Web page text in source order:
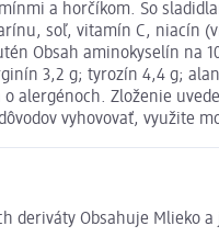
a horčíkom. So
soľ, vitamín C, niacín
Obsah aminokyselín
3,2 g; tyrozín 4,4 g;
alergénoch. Zloženie
vyhovovať, využite
deriváty Obsahuje Mlieko